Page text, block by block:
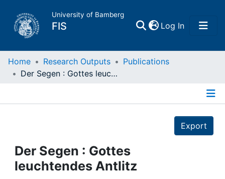
University of Bamberg
FIS Log In(current)
Home
Projects
People
Home Research Outputs
Publications
Der Segen : Gottes leuchtendes Antlitz
Export
Der Segen : Gottes
leuchtendes Antlitz